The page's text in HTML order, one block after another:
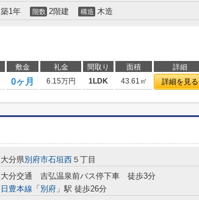
築1年 階数 2階建 構造 木造
敷金 礼金 間取り 面積 詳細
0ヶ月 6.15万円 1LDK 43.61㎡ 詳細を見る
大分県別府市石垣西 ５丁目
大分交通 吉弘温泉前バス停下車 徒歩3分
日豊本線 「 別府 」駅 徒歩26分